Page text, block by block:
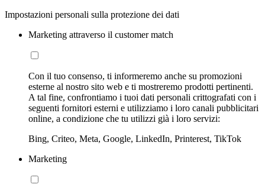
Impostazioni personali sulla protezione dei dati
Marketing attraverso il customer match
Con il tuo consenso, ti informeremo anche su promozioni
esterne al nostro sito web e ti mostreremo prodotti pertinenti.
A tal fine, confrontiamo i tuoi dati personali crittografati con i
seguenti fornitori esterni e utilizziamo i loro canali pubblicitari
online, a condizione che tu utilizzi già i loro servizi:
Bing, Criteo, Meta, Google, LinkedIn, Printerest, TikTok
Marketing